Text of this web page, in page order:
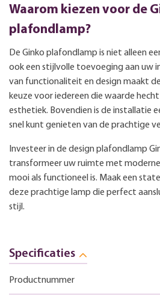
Waarom kiezen voor de
plafondlamp?
De Ginko plafondlamp is niet alleen
ook een stijlvolle toevoeging aan uw
van functionaliteit en design maakt
keuze voor iedereen die waarde
esthetiek. Bovendien is de installatie
snel kunt genieten van de prachtige
Investeer in de design plafondlamp
transformeer uw ruimte met
mooi als functioneel is. Maak een
deze prachtige lamp die perfect
stijl.
Specificaties
Productnummer